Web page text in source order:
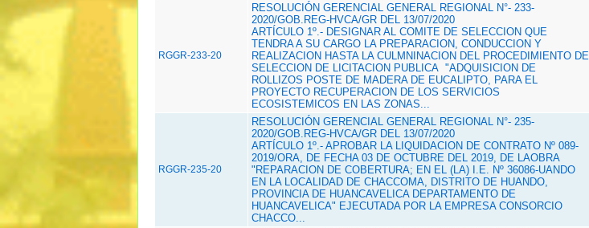
RGGR-233-20
RESOLUCIÓN GERENCIAL GENERAL REGIONAL N°- 233-
2020/GOB.REG-HVCA/GR DEL 13/07/2020
ARTÍCULO 1º.- DESIGNAR AL COMITE DE SELECCION QUE
TENDRA A SU CARGO LA PREPARACION, CONDUCCION Y
REALIZACION HASTA LA CULMNINACION DEL PROCEDIMIENTO DE
SELECCION DE LICITACION PUBLICA "ADQUISICION DE
ROLLIZOS POSTE DE MADERA DE EUCALIPTO, PARA EL
PROYECTO RECUPERACION DE LOS SERVICIOS
ECOSISTEMICOS EN LAS ZONAS...
RGGR-235-20
RESOLUCIÓN GERENCIAL GENERAL REGIONAL N°- 235-
2020/GOB.REG-HVCA/GR DEL 13/07/2020
ARTÍCULO 1º.- APROBAR LA LIQUIDACION DE CONTRATO Nº 089-
2019/ORA, DE FECHA 03 DE OCTUBRE DEL 2019, DE LAOBRA
"REPARACION DE COBERTURA; EN EL (LA) I.E. Nº 36086-UANDO
EN LA LOCALIDAD DE CHACCOMA, DISTRITO DE HUANDO,
PROVINCIA DE HUANCAVELICA DEPARTAMENTO DE
HUANCAVELICA" EJECUTADA POR LA EMPRESA CONSORCIO
CHACCO...